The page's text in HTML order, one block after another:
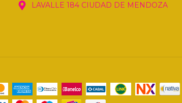
LAVALLE 184 CIUDAD DE MENDOZA